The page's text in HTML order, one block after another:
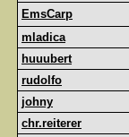
EmsCarp
mladica
huuubert
rudolfo
johny
chr.reiterer